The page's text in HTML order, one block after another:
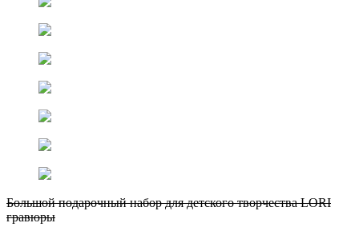
Большой подарочный набор для детского творчества LORI
гравюры